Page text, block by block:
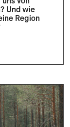
Und wie
Region